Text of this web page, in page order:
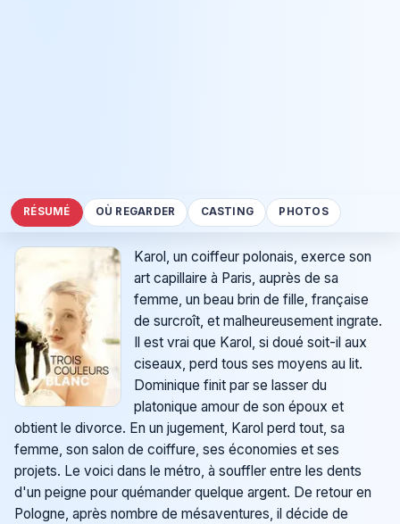
RÉSUMÉ OÙ REGARDER CASTING PHOTOS
Karol, un coiffeur polonais, exerce son
art capillaire à Paris, auprès de sa
femme, un beau brin de fille, française
de surcroît, et malheureusement ingrate.
Il est vrai que Karol, si doué soit-il aux
ciseaux, perd tous ses moyens au lit.
Dominique finit par se lasser du
platonique amour de son époux et
obtient le divorce. En un jugement, Karol perd tout, sa
femme, son salon de coiffure, ses économies et ses
projets. Le voici dans le métro, à souffler entre les dents
d'un peigne pour quémander quelque argent. De retour en
Pologne, après nombre de mésaventures, il décide de